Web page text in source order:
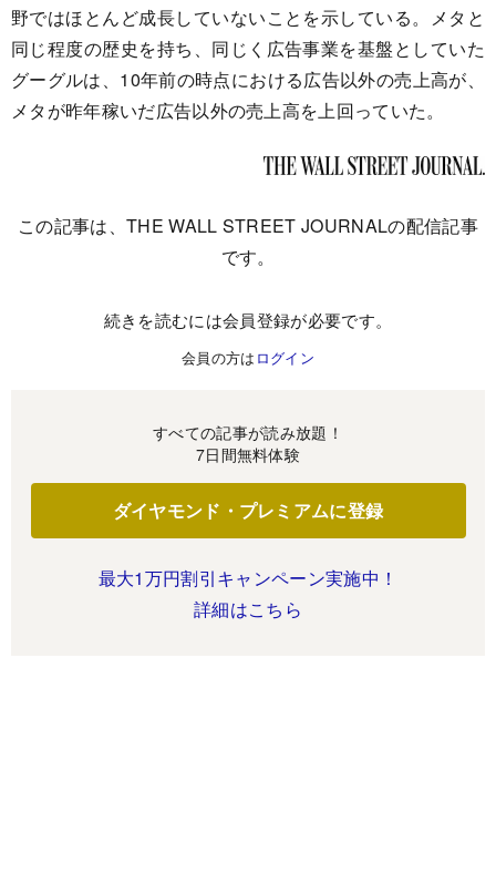
野ではほとんど成長していないことを示している。メタと
同じ程度の歴史を持ち、同じく広告事業を基盤としていた
グーグルは、10年前の時点における広告以外の売上高が、
メタが昨年稼いだ広告以外の売上高を上回っていた。
この記事は、THE WALL STREET JOURNALの配信記事
です。
続きを読むには会員登録が必要です。
会員の方は ログイン
すべての記事が読み放題！
7日間無料体験
ダイヤモンド・プレミアムに登録
最大1万円割引キャンペーン実施中！
詳細はこちら